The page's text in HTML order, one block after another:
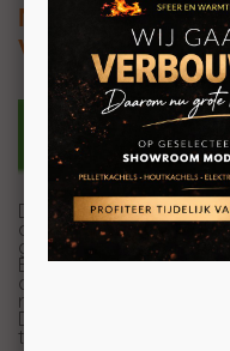
Nordic Fire Bjork
Vrijstaande
De houtkachel Bjork is
opgebouwd uit dik
gietijzer.
Een compact kachel,
dankzij de efficiënte
regelen dankzij de
Dankzij de optimale
tijd schoon.